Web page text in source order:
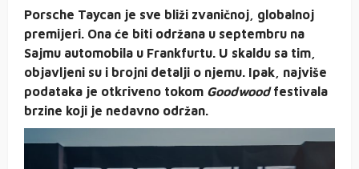
Porsche Taycan je sve bliži zvaničnoj, globalnoj
premijeri. Ona će biti održana u septembru na
Sajmu automobila u Frankfurtu. U skaldu sa tim,
objavljeni su i brojni detalji o njemu. Ipak, najviše
podataka je otkriveno tokom Goodwoodfestivala
brzine koji je nedavno održan.